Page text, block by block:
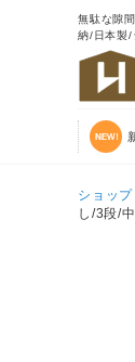
無駄な隙
納/日本製/
ショッ
し/3段/